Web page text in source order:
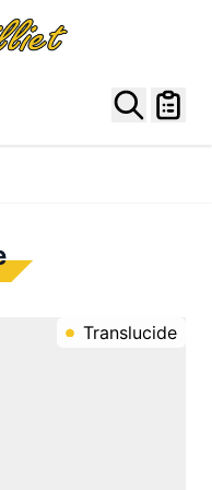
Translucide